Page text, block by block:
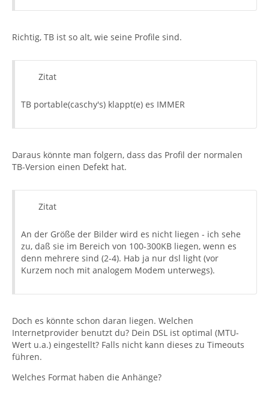
Richtig, TB ist so alt, wie seine Profile sind.
Zitat
TB portable(caschy's) klappt(e) es IMMER
Daraus könnte man folgern, dass das Profil der normalen
TB-Version einen Defekt hat.
Zitat
An der Größe der Bilder wird es nicht liegen - ich sehe
zu, daß sie im Bereich von 100-300KB liegen, wenn es
denn mehrere sind (2-4). Hab ja nur dsl light (vor
Kurzem noch mit analogem Modem unterwegs).
Doch es könnte schon daran liegen. Welchen
Internetprovider benutzt du? Dein DSL ist optimal (MTU-
Wert u.a.) eingestellt? Falls nicht kann dieses zu Timeouts
führen.
Welches Format haben die Anhänge?